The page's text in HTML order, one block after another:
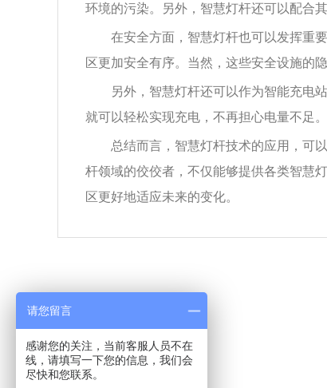
环境的污染。另外，智慧灯杆还可以配合
在安全方面，智慧灯杆也可以发挥重
区更加安全有序。当然，这些安全设施的
另外，智慧灯杆还可以作为智能充电
就可以轻松实现充电，不再担心电量不足。
总结而言，智慧灯杆技术的应用，可
杆领域的佼佼者，不仅能够提供各类智慧
区更好地适应未来的变化。
请您留言
感谢您的关注，当前客服人员不在
线，请填写一下您的信息，我们会
尽快和您联系。